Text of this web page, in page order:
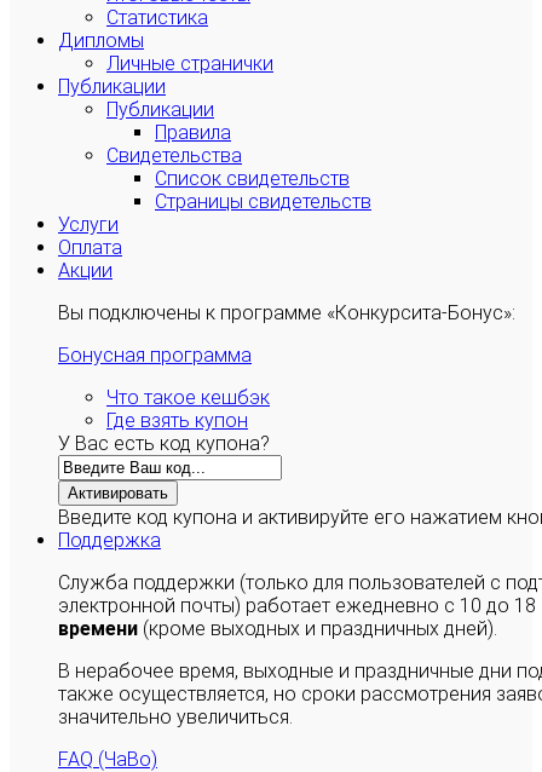
Статистика
Дипломы
Личные странички
Публикации
Публикации
Правила
Свидетельства
Список свидетельств
Страницы свидетельств
Услуги
Оплата
Акции
Вы подключены к программе «Конкурсита-Бонус»:
Бонусная программа
Что такое кешбэк
Где взять купон
У Вас есть код купона?
Активировать
Введите код купона и активируйте его нажатием
Поддержка
Служба поддержки (только для пользователей с
электронной почты) работает ежедневно с 10 до
времени (кроме выходных и праздничных дней).
В нерабочее время, выходные и праздничные дни
также осуществляется, но сроки рассмотрения
значительно увеличиться.
FAQ (ЧаВо)